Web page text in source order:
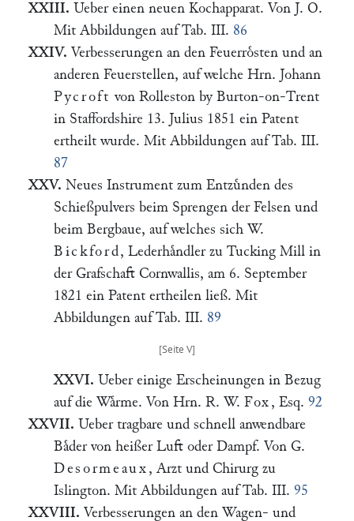
XXIII. Ueber einen neuen Kochapparat. Von J. O.
Mit Abbildungen auf Tab. III. 86
XXIV. Verbesserungen an den Feuerroͤsten und an
anderen Feuerstellen, auf welche Hrn. Johann
Pycroft von Rolleston by Burton-on-Trent
in Staffordshire 13. Julius 1851 ein Patent
ertheilt wurde. Mit Abbildungen auf Tab. III.
87
XXV. Neues Instrument zum Entzuͤnden des
Schießpulvers beim Sprengen der Felsen und
beim Bergbaue, auf welches sich W.
Bickford, Lederhaͤndler zu Tucking Mill in
der Grafschaft Cornwallis, am 6. September
1821 ein Patent ertheilen ließ. Mit
Abbildungen auf Tab. III. 89
XXVI. Ueber einige Erscheinungen in Bezug
auf die Waͤrme. Von Hrn. R. W. Fox , Esq. 92
XXVII. Ueber tragbare und schnell anwendbare
Baͤder von heißer Luft oder Dampf. Von G.
Desormeaux , Arzt und Chirurg zu
Islington. Mit Abbildungen auf Tab. III. 95
XXVIII. Verbesserungen an den Wagen- und